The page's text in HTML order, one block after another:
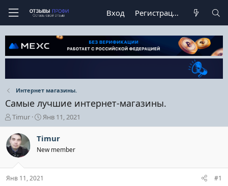
Вход Регистрация
Интернет магазины.
Самые лучшие интернет-магазины.
А
в
т
о
р
е
м
Timur
Д
а
т
а
н
ч
а
Янв 11, 2021
Timur
New member
Янв 11, 2021 #1